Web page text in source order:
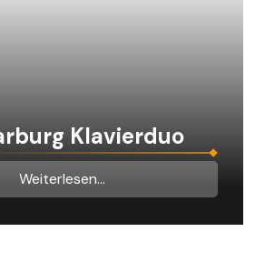
Klavierduo
Weiterlesen...